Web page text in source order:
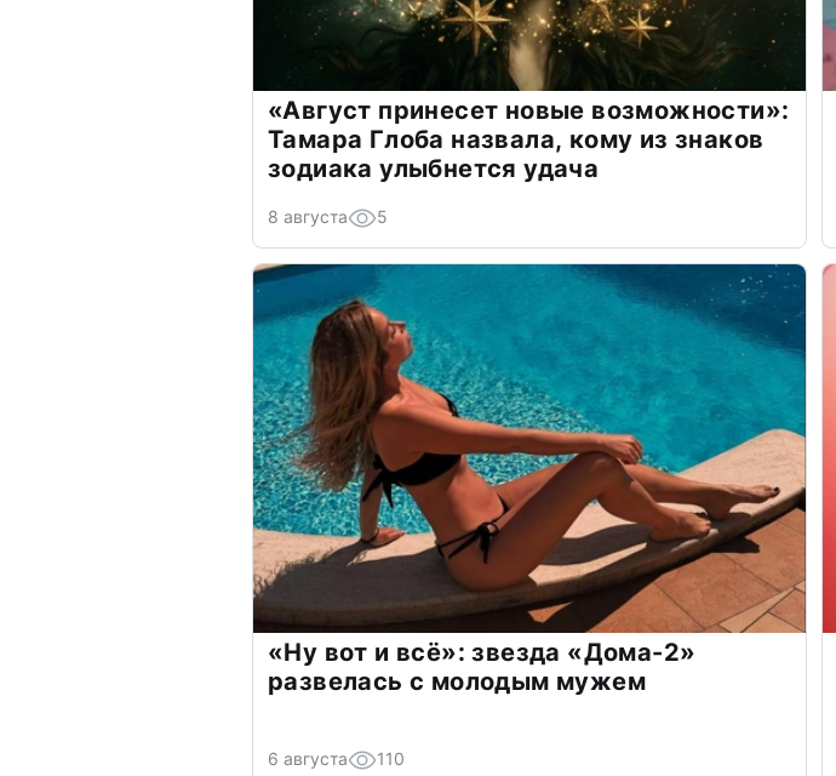
«Август принесет новые возможности»:
Тамара Глоба назвала, кому из знаков
зодиака улыбнется удача
8 августа 5
«Ну вот и всё»: звезда «Дома-2»
развелась с молодым мужем
6 августа 110